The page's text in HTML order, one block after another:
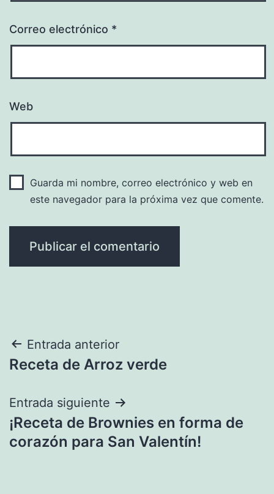
Correo electrónico *
Web
Guarda mi nombre, correo electrónico y web en
este navegador para la próxima vez que comente.
Navegación
de
entradas
Entrada anterior
Receta de Arroz verde
Entrada siguiente
¡Receta de Brownies en forma de
corazón para San Valentín!